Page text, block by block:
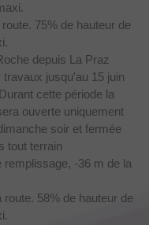
75% de hauteur de
depuis La Praz
jusqu'au 15 juin
cette période la
ouverte uniquement
soir et fermée
tout terrain
-36 m de la
route. 58% de hauteur de